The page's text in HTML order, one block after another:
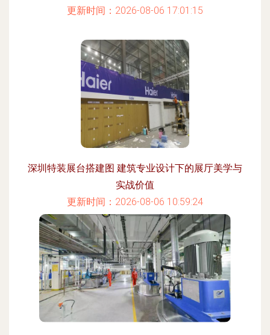
更新时间：2026-08-06 17:01:15
深圳特装展台搭建图 建筑专业设计下的展厅美学与
实战价值
更新时间：2026-08-06 10:59:24